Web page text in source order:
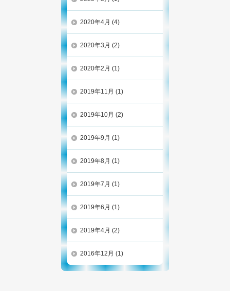
2020年4月 (4)
2020年3月 (2)
2020年2月 (1)
2019年11月 (1)
2019年10月 (2)
2019年9月 (1)
2019年8月 (1)
2019年7月 (1)
2019年6月 (1)
2019年4月 (2)
2016年12月 (1)